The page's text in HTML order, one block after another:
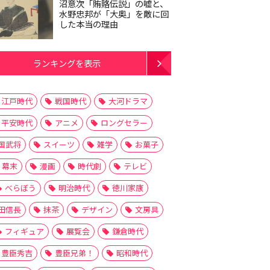
沼意次「賄賂伝説」の嘘と、
水野忠邦が「大奥」を敵に回
した本当の理由
ランキングを表示
江戸時代 戦国時代
大河ドラマ
平安時代
アニメ
ロングセラー
武将
スイーツ 雑学
お菓子
幕末
漫画 時代劇
テレビ
べらぼう
明治時代
徳川家康
信長
抹茶 デザイン
文房具
フィギュア
展覧会
鎌倉時代
豊臣秀吉
豊臣兄弟！
昭和時代